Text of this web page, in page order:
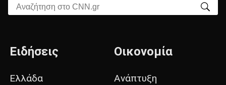
Αναζήτηση στο CNN.gr
Ειδήσεις
Ελλάδα
Οικονομία
Ανάπτυξη